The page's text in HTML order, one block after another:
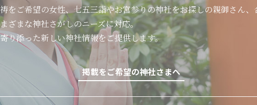
をご希望の女性、七五三詣やお宮参りの神社をお探しの親御さん
ざまな神社さがしのニーズに対応。
り添った新しい神社情報をご提供します。
掲載をご希望の神社さまへ